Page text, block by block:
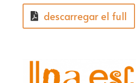
descarregar el full